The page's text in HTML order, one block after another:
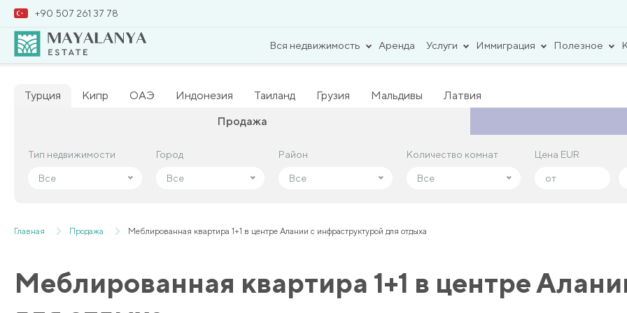
+90 507 261 37 78
Вся недвижимость Аренда Услуги Иммиграция Полезное
Турция Кипр ОАЭ Индонезия Таиланд Грузия Мальдивы
Латвия
Продажа
Тип недвижимости
Все
Город
Все
Район
Все
Количество комнат
Все
Цена EUR
Тип недвижимости
Все
Город
Все
Район
Все
Количество комнат
Все
Цена EUR
Главная Продажа Меблированная квартира 1+1 в центре Алании с инфраструктурой для отдыха
Меблированная квартира 1+1 в центре